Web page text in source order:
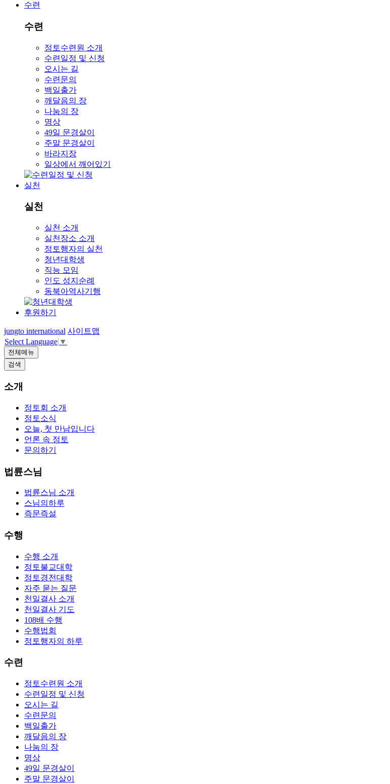
수련
수련
정토수련원 소개
수련일정 및 신청
오시는 길
수련문의
백일출가
깨달음의 장
나눔의 장
명상
49일 문경살이
주말 문경살이
바라지장
일상에서 깨어있기
실천
실천
실천 소개
실천장소 소개
정토행자의 실천
청년대학생
직능 모임
인도 성지순례
동북아역사기행
후원하기
jungto international 사이트맵
Select Language ▼
전체메뉴
검색
소개
정토회 소개
정토소식
오늘, 첫 만남입니다
언론 속 정토
문의하기
법륜스님
법륜스님 소개
스님의하루
즉문즉설
수행
수행 소개
정토불교대학
정토경전대학
자주 묻는 질문
천일결사 소개
천일결사 기도
108배 수행
수행법회
정토행자의 하루
수련
정토수련원 소개
수련일정 및 신청
오시는 길
수련문의
백일출가
깨달음의 장
나눔의 장
명상
49일 문경살이
주말 문경살이